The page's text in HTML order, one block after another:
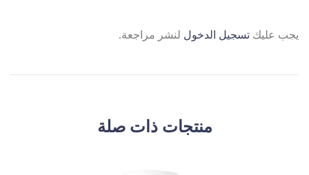
يجب عليك تسجيل الدخول لنشر مراجعة.
منتجات ذات صلة